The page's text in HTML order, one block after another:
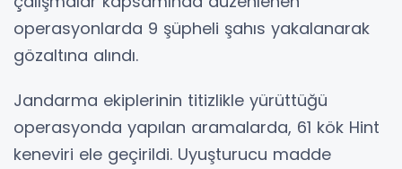
operasyonlarda 9 şüpheli şahıs yakalanarak
gözaltına alındı.
Jandarma ekiplerinin titizlikle yürüttüğü
operasyonda yapılan aramalarda, 61 kök Hint
keneviri ele geçirildi. Uyuşturucu madde